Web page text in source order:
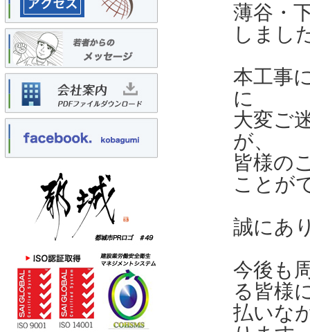
薄谷・
しまし
本工事
に
大変ご
が、
皆様の
ことが
誠にあ
今後も
る皆様
払いな